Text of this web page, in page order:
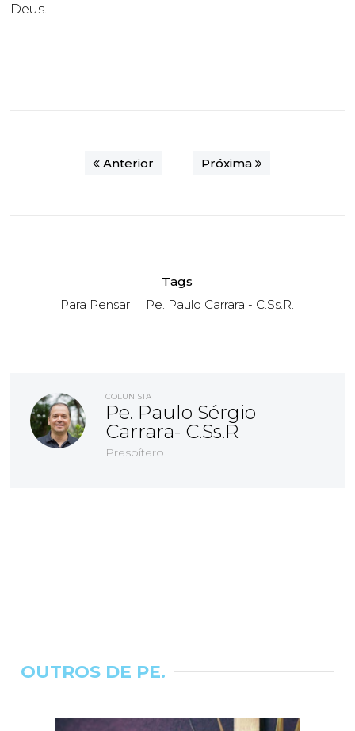
Deus.
Anterior Próxima
Tags
Para Pensar
Pe. Paulo Carrara - C.Ss.R.
COLUNISTA
Pe. Paulo Sérgio
Carrara- C.Ss.R
Presbítero
OUTROS DE PE.